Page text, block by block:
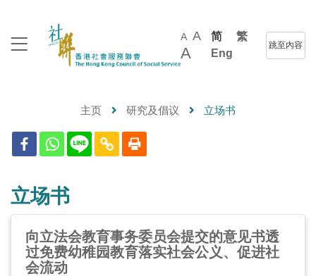
A A
A
简
繁
Eng
跳至內容
主页 研究及倡议 立场书
立场书
向立法会教育事务委员会提交的意见书透
过免费幼稚园教育落实社会公义、促进社
会流动